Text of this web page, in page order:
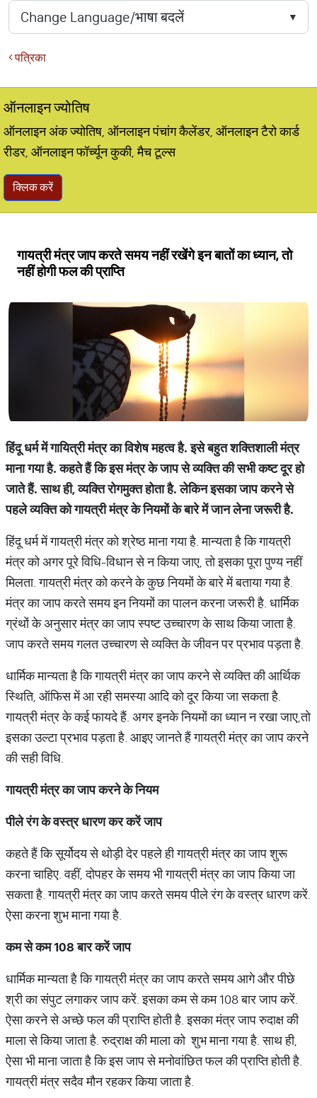
पत्रिका
ऑनलाइन ज्योतिष
ऑनलाइन अंक ज्योतिष, ऑनलाइन पंचांग कैलेंडर, ऑनलाइन टैरो कार्ड
रीडर, ऑनलाइन फॉर्च्यून कुकी, मैच टूल्स
क्लिक करें
गायत्री मंत्र जाप करते समय नहीं रखेंगे इन बातों का ध्यान, तो
नहीं होगी फल की प्राप्ति
हिंदूधर्ममेंगायित्रीमंत्रकाविशेषमहत्वहै.इसेबहुतशक्तिशालीमंत्र
मानागयाहै.कहतेहैंकिइसमंत्रकेजापसेव्यक्तिकीसभीकष्टदूरहो
जातेहैं.साथही,व्यक्तिरोगमुक्तहोताहै.लेकिनइसकाजापकरनेसे
पहलेव्यक्तिकोगायत्रीमंत्रकेनियमोंकेबारेमेंजानलेनाजरूरीहै.
हिंदू धर्म में गायत्री मंत्र को श्रेष्ठ माना गया है. मान्यता है कि गायत्री
मंत्र को अगर पूरे विधि-विधान से न किया जाए, तो इसका पूरा पुण्य नहीं
मिलता. गायत्री मंत्र को करने के कुछ नियमों के बारे में बताया गया है.
मंत्र का जाप करते समय इन नियमों का पालन करना जरूरी है. धार्मिक
ग्रंथों के अनुसार मंत्र का जाप स्पष्ट उच्चारण के साथ किया जाता है.
जाप करते समय गलत उच्चारण से व्यक्ति के जीवन पर प्रभाव पड़ता है.
धार्मिक मान्यता है कि गायत्री मंत्र का जाप करने से व्यक्ति की आर्थिक
स्थिति, ऑफिस में आ रही समस्या आदि को दूर किया जा सकता है.
गायत्री मंत्र के कई फायदे हैं. अगर इनके नियमों का ध्यान न रखा जाए,तो
इसका उल्टा प्रभाव पड़ता है. आइए जानते हैं गायत्री मंत्र का जाप करने
की सही विधि.
गायत्रीमंत्रकाजापकरनेकेनियम
पीलेरंगकेवस्त्रधारणकरकरेंजाप
कहते हैं कि सूर्योदय से थोड़ी देर पहले ही गायत्री मंत्र का जाप शुरू
करना चाहिए. वहीं, दोपहर के समय भी गायत्री मंत्र का जाप किया जा
सकता है. गायत्री मंत्र का जाप करते समय पीले रंग के वस्त्र धारण करें.
ऐसा करना शुभ माना गया है.
कमसेकम108बारकरेंजाप
धार्मिक मान्यता है कि गायत्री मंत्र का जाप करते समय आगे और पीछे
श्री का संपुट लगाकर जाप करें. इसका कम से कम 108 बार जाप करें.
ऐसा करने से अच्छे फल की प्राप्ति होती है. इसका मंत्र जाप रुदाक्ष की
माला से किया जाता है. रुद्राक्ष की माला को शुभ माना गया है. साथ ही,
ऐसा भी माना जाता है कि इस जाप से मनोवांछित फल की प्राप्ति होती है.
गायत्री मंत्र सदैव मौन रहकर किया जाता है.